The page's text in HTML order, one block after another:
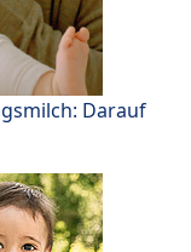
Darauf